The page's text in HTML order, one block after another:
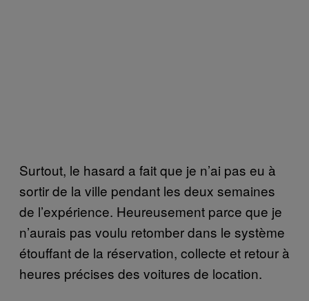
Surtout, le hasard a fait que je n’ai pas eu à
sortir de la ville pendant les deux semaines
de l’expérience. Heureusement parce que je
n’aurais pas voulu retomber dans le système
étouffant de la réservation, collecte et retour à
heures précises des voitures de location.